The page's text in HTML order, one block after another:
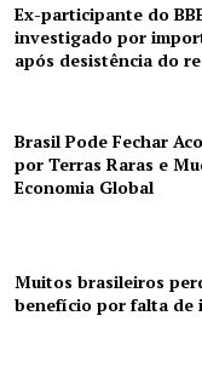
Ex-participante do
investigado por
após desistência do
Brasil Pode Fechar
por Terras Raras e
Economia Global
Muitos brasileiros
benefício por falta de